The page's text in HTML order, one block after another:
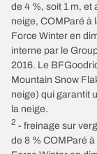
de 4 %, soit 1 m,
neige, COMParé à
Force Winter en
interne par le
2016. Le
Mountain Snow
neige) qui garantit
la neige.
2 - freinage sur
de 8 % COMParé